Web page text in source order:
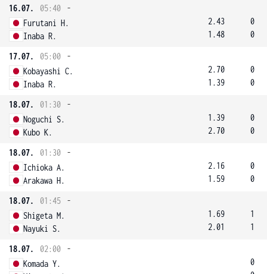
16.07. 05:40
-
Furutani H.
Inaba R.
2.43
1.48
0
0
17.07. 05:00
-
Kobayashi C.
Inaba R.
2.70
1.39
0
0
18.07. 01:30
-
Noguchi S.
Kubo K.
1.39
2.70
0
0
18.07. 01:30
-
Ichioka A.
Arakawa H.
2.16
1.59
0
0
18.07. 01:45
-
Shigeta M.
Nayuki S.
1.69
2.01
1
1
18.07. 02:00
-
Komada Y.
0